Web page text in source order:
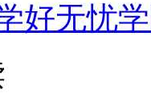
好无忧